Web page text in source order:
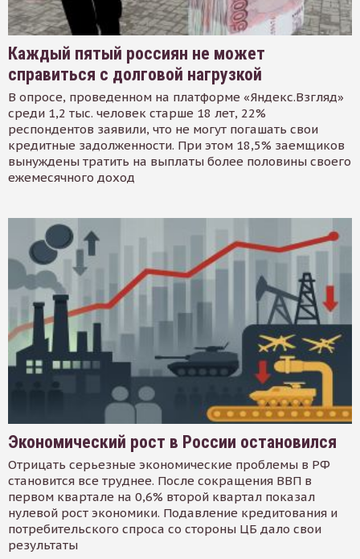
Каждый пятый россиян не может
справиться с долговой нагрузкой
В опросе, проведенном на платформе «Яндекс.Взгляд»
среди 1,2 тыс. человек старше 18 лет, 22%
респондентов заявили, что не могут погашать свои
кредитные задолженности. При этом 18,5% заемщиков
вынуждены тратить на выплаты более половины своего
ежемесячного доход
Экономический рост в России остановился
Отрицать серьезные экономические проблемы в РФ
становится все труднее. После сокращения ВВП в
первом квартале на 0,6% второй квартал показал
нулевой рост экономики. Подавление кредитования и
потребительского спроса со стороны ЦБ дало свои
результаты